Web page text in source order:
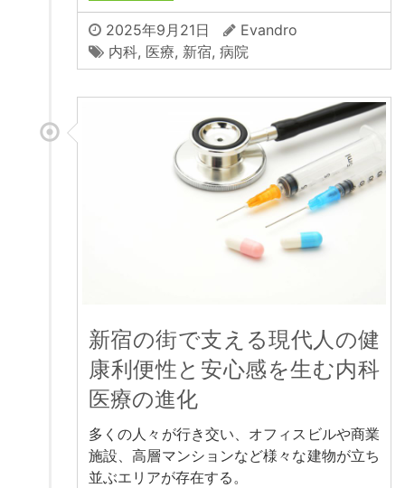
2025年9月21日
Evandro
内科, 医療, 新宿, 病院
新宿の街で支える現代人の健
康利便性と安心感を生む内科
医療の進化
多くの人々が行き交い、オフィスビルや商業
施設、高層マンションなど様々な建物が立ち
並ぶエリアが存在する。